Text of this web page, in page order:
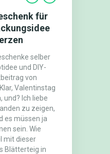
für
selber
und DIY-
von
Valentinstag
und? Ich liebe
zu zeigen,
es müssen ja
sein. Wie
mit dieser
Blätterteig in